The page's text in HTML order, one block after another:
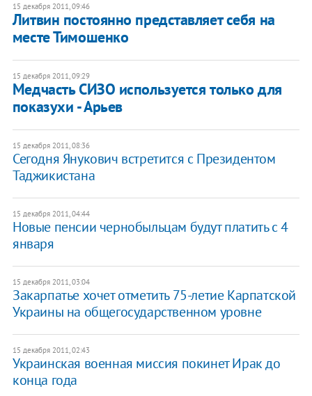
15 декабря 2011, 09:46
​Литвин постоянно представляет себя на
месте Тимошенко
15 декабря 2011, 09:29
​Медчасть СИЗО используется только для
показухи - Арьев
15 декабря 2011, 08:36
Сегодня ​Янукович встретится с Президентом
Таджикистана
15 декабря 2011, 04:44
Новые пенсии чернобыльцам будут платить с 4
января
15 декабря 2011, 03:04
​Закарпатье хочет отметить 75-летие Карпатской
Украины на общегосударственном уровне
15 декабря 2011, 02:43
​Украинская военная миссия покинет Ирак до
конца года